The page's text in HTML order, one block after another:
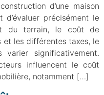
d’une maison
précisément le
du terrain, le coût de
et les différentes taxes, le
significativement.
influencent le coût
notamment […]